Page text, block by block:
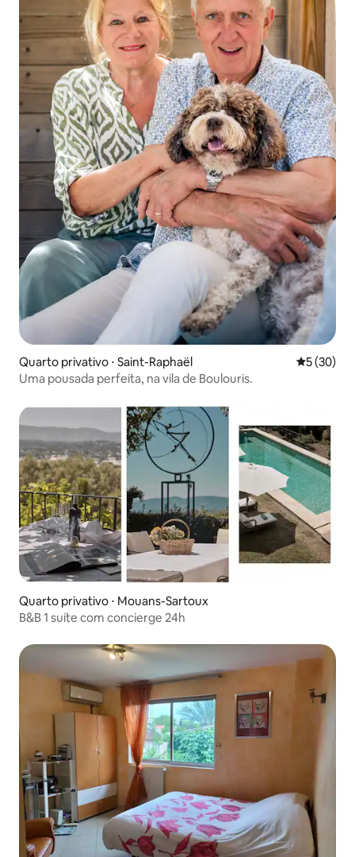
Quarto privativo ⋅ Saint-Raphaël 5 de uma
5 (30)
Uma pousada perfeita, na vila de Boulouris.
Quarto privativo ⋅ Mouans-Sartoux
B&B 1 suíte com concierge 24h